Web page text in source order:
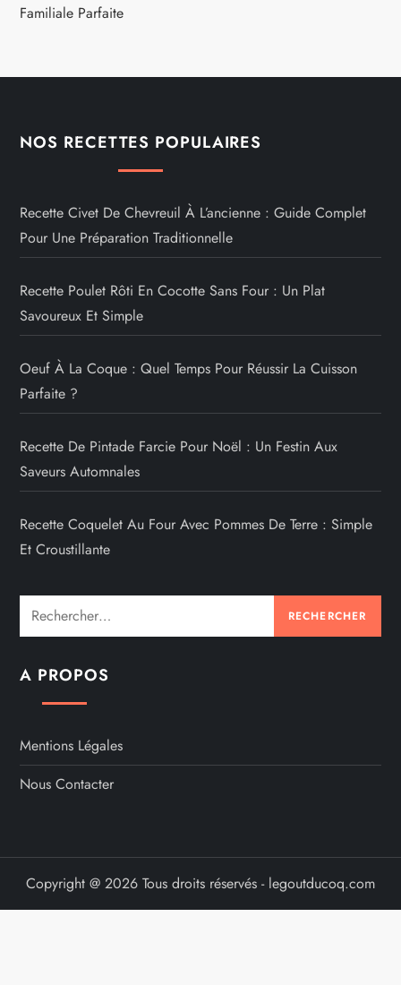
Familiale Parfaite
NOS RECETTES POPULAIRES
Recette Civet De Chevreuil À L’ancienne : Guide Complet
Pour Une Préparation Traditionnelle
Recette Poulet Rôti En Cocotte Sans Four : Un Plat
Savoureux Et Simple
Oeuf À La Coque : Quel Temps Pour Réussir La Cuisson
Parfaite ?
Recette De Pintade Farcie Pour Noël : Un Festin Aux
Saveurs Automnales
Recette Coquelet Au Four Avec Pommes De Terre : Simple
Et Croustillante
Rechercher :
A PROPOS
Mentions Légales
Nous Contacter
Copyright @ 2026 Tous droits réservés - legoutducoq.com